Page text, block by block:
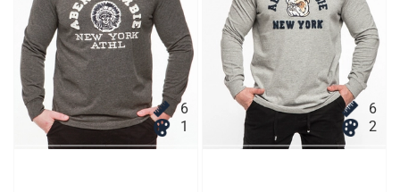
6
1
6
2